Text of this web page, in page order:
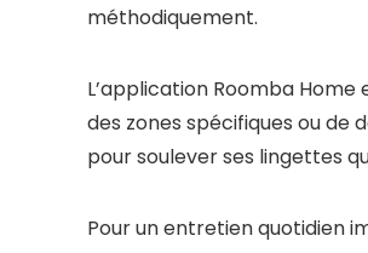
méthodiquement.
L’application Roomba
des zones spécifiques ou de
pour soulever ses lingettes
Pour un entretien quotidien